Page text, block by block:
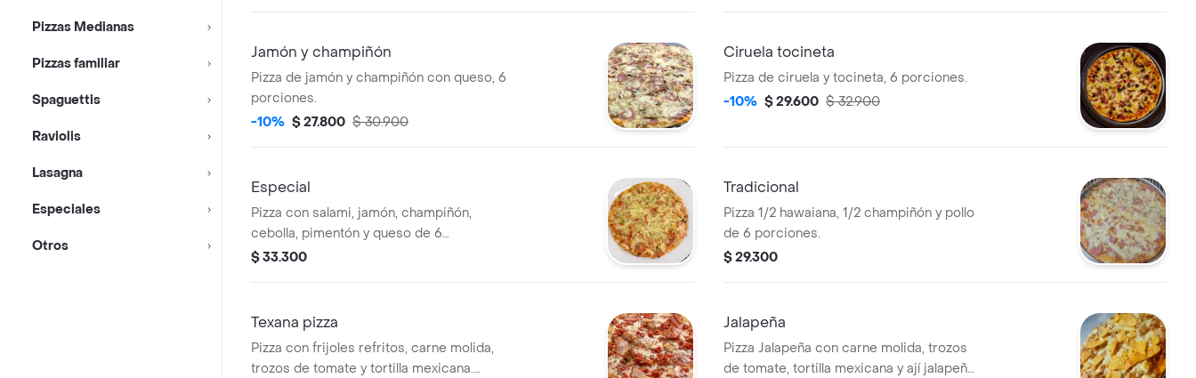
Pizzas Medianas
Pizzas familiar
Spaguettis
Raviolis
Lasagna
Especiales
Otros
Jamón y champiñón
Pizza de jamón y champiñón con queso, 6
porciones.
-10% $ 27.800 $ 30.900
Ciruela tocineta
Pizza de ciruela y tocineta, 6 porciones.
-10% $ 29.600 $ 32.900
Especial
Pizza con salami, jamón, champiñón,
cebolla, pimentón y queso de 6
porciones.
$ 33.300
Tradicional
Pizza 1/2 hawaiana, 1/2 champiñón y pollo
de 6 porciones.
$ 29.300
Texana pizza
Pizza con frijoles refritos, carne molida,
trozos de tomate y tortilla mexicana.
Jalapeña
Pizza Jalapeña con carne molida, trozos
de tomate, tortilla mexicana y ají jalapeño.